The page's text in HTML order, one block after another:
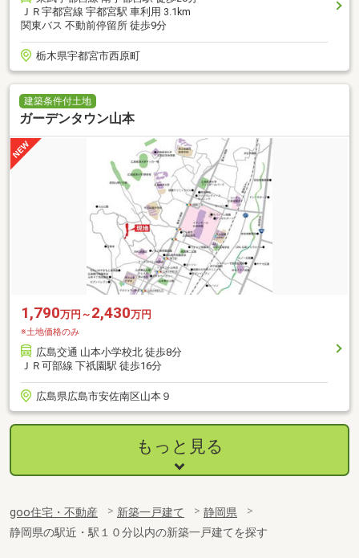
ＪＲ宇都宮線 宇都宮駅 車利用 3.1km
関東バス 不動前停留所 徒歩9分
栃木県宇都宮市西原町
建築条件付土地
ガーデンタウン山本
1,790万円～ 2,430万円
※土地価格のみ
広島交通 山本小学校北 徒歩8分
ＪＲ可部線 下祇園駅 徒歩16分
広島県広島市安佐南区山本９
もっと見る
goo住宅・不動産 新築一戸建て
静岡県
静岡県の駅近・駅１０分以内の新築一戸建てを探す